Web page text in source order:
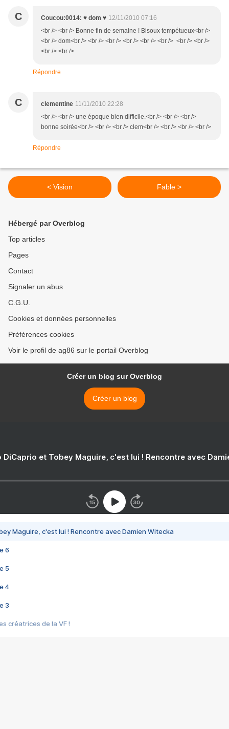
C Coucou:0014: ♥ dom ♥ 12/11/2010 07:16
<br /> <br /> Bonne fin de semaine ! Bisoux tempétueux<br />
<br /> dom<br /> <br /> <br /> <br /> <br /> <br /> <br /> <br />
<br /> <br />
Répondre
C clementine 11/11/2010 22:28
<br /> <br /> une époque bien difficile.<br /> <br /> <br />
bonne soirée<br /> <br /> <br /> clem<br /> <br /> <br /> <br />
Répondre
< Vision Fable >
Hébergé par Overblog
Top articles
Pages
Contact
Signaler un abus
C.G.U.
Cookies et données personnelles
Préférences cookies
Voir le profil de ag86 sur le portail Overblog
Créer un blog sur Overblog
Créer un blog
DiCaprio et Tobey Maguire, c'est lui ! Rencontre avec
Maguire, c'est lui ! Rencontre avec Damien Witecka
6
5
4
3
créatrices de la VF !